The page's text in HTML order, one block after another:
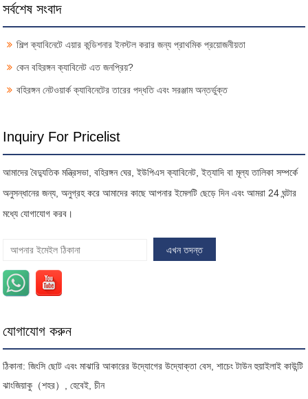
সর্বশেষ সংবাদ
শিল্প ক্যাবিনেটে এয়ার কন্ডিশনার ইনস্টল করার জন্য প্রাথমিক প্রয়োজনীয়তা
কেন বহিরঙ্গন ক্যাবিনেট এত জনপ্রিয়?
বহিরঙ্গন নেটওয়ার্ক ক্যাবিনেটের তারের পদ্ধতি এবং সরঞ্জাম অন্তর্ভুক্ত
Inquiry For Pricelist
আমাদের বৈদ্যুতিক মন্ত্রিসভা, বহিরঙ্গন ঘের, ইউপিএস ক্যাবিনেট, ইত্যাদি বা মূল্য তালিকা সম্পর্কে
অনুসন্ধানের জন্য, অনুগ্রহ করে আমাদের কাছে আপনার ইমেলটি ছেড়ে দিন এবং আমরা 24 ঘন্টার
মধ্যে যোগাযোগ করব।
যোগাযোগ করুন
ঠিকানা: জিংসি ছোট এবং মাঝারি আকারের উদ্যোগের উদ্যোক্তা বেস, শাচেং টাউন হুয়াইলাই কাউন্টি
ঝাংজিয়াকু（শহর）, হেবেই, চীন